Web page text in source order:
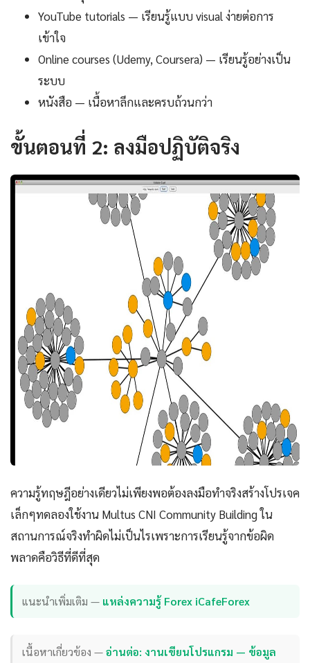
YouTube tutorials — เรียนรู้แบบ visual ง่ายต่อการ
เข้าใจ
Online courses (Udemy, Coursera) — เรียนรู้อย่างเป็น
ระบบ
หนังสือ — เนื้อหาลึกและครบถ้วนกว่า
ขั้นตอนที่ 2: ลงมือปฏิบัติจริง
ความรู้ทฤษฎีอย่างเดียวไม่เพียงพอต้องลงมือทำจริงสร้างโปรเจค
เล็กๆทดลองใช้งาน Multus CNI Community Building ใน
สถานการณ์จริงทำผิดไม่เป็นไรเพราะการเรียนรู้จากข้อผิด
พลาดคือวิธีที่ดีที่สุด
แนะนำเพิ่มเติม — แหล่งความรู้ Forex iCafeForex
เนื้อหาเกี่ยวข้อง —อ่านต่อ: งานเขียนโปรแกรม — ข้อมูล